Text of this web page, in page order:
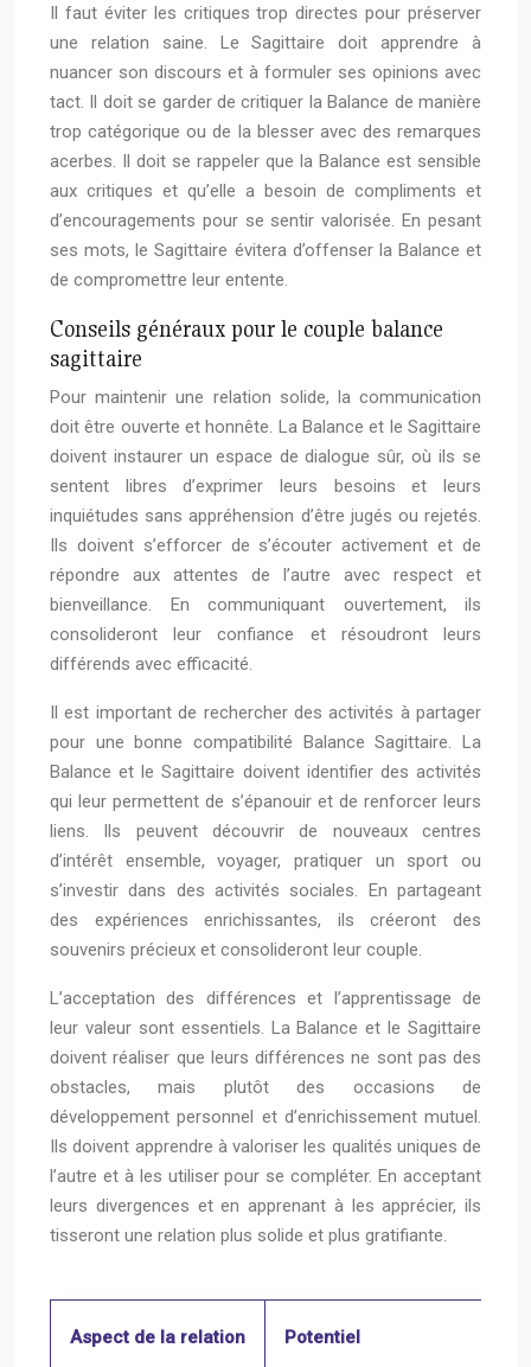
Il faut éviter les critiques trop directes pour préserver
une relation saine. Le Sagittaire doit apprendre à
nuancer son discours et à formuler ses opinions avec
tact. Il doit se garder de critiquer la Balance de manière
trop catégorique ou de la blesser avec des remarques
acerbes. Il doit se rappeler que la Balance est sensible
aux critiques et qu’elle a besoin de compliments et
d’encouragements pour se sentir valorisée. En pesant
ses mots, le Sagittaire évitera d’offenser la Balance et
de compromettre leur entente.
Conseils généraux pour le couple balance
sagittaire
Pour maintenir une relation solide, la communication
doit être ouverte et honnête. La Balance et le Sagittaire
doivent instaurer un espace de dialogue sûr, où ils se
sentent libres d’exprimer leurs besoins et leurs
inquiétudes sans appréhension d’être jugés ou rejetés.
Ils doivent s’efforcer de s’écouter activement et de
répondre aux attentes de l’autre avec respect et
bienveillance. En communiquant ouvertement, ils
consolideront leur confiance et résoudront leurs
différends avec efficacité.
Il est important de rechercher des activités à partager
pour une bonne compatibilité Balance Sagittaire. La
Balance et le Sagittaire doivent identifier des activités
qui leur permettent de s’épanouir et de renforcer leurs
liens. Ils peuvent découvrir de nouveaux centres
d’intérêt ensemble, voyager, pratiquer un sport ou
s’investir dans des activités sociales. En partageant
des expériences enrichissantes, ils créeront des
souvenirs précieux et consolideront leur couple.
L’acceptation des différences et l’apprentissage de
leur valeur sont essentiels. La Balance et le Sagittaire
doivent réaliser que leurs différences ne sont pas des
obstacles, mais plutôt des occasions de
développement personnel et d’enrichissement mutuel.
Ils doivent apprendre à valoriser les qualités uniques de
l’autre et à les utiliser pour se compléter. En acceptant
leurs divergences et en apprenant à les apprécier, ils
tisseront une relation plus solide et plus gratifiante.
Aspect de la relation Potentiel